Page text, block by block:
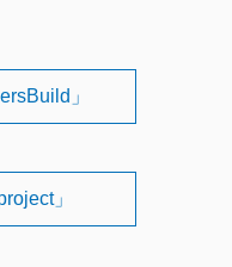
」
」